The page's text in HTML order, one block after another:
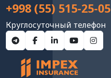
+998 (55) 515-25-05
Круглосуточный телефон